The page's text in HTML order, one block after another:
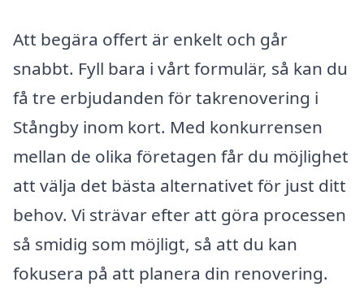
Att begära offert är enkelt och går
snabbt. Fyll bara i vårt formulär, så kan du
få tre erbjudanden för takrenovering i
Stångby inom kort. Med konkurrensen
mellan de olika företagen får du möjlighet
att välja det bästa alternativet för just ditt
behov. Vi strävar efter att göra processen
så smidig som möjligt, så att du kan
fokusera på att planera din renovering.